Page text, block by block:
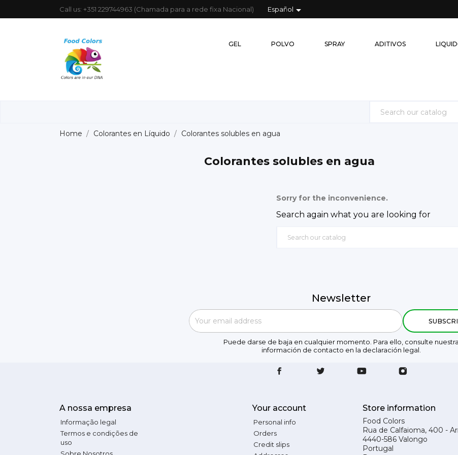
Call us: +351 229744963 (Chamada para a rede fixa Nacional) Español
GEL POLVO SPRAY ADITIVOS
Home Colorantes en Líquido Colorantes solubles en agua
Colorantes solubles en agua
Sorry for the inconvenience.
Search again what you are looking for
Newsletter
Puede darse de baja en cualquier momento. Para ello, consulte nuestra
información de contacto en la declaración legal.
A nossa empresa
Informação legal
Termos e condições de
uso
Sobre Nosotros
Your account
Personal info
Orders
Credit slips
Store information
Food Colors
Rua de Calfaioma, 400 -
4440-586 Valongo
Portugal